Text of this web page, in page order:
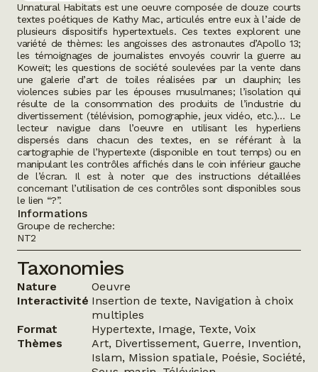
Unnatural Habitatsest une oeuvre composée de douze courts
textes poétiques de Kathy Mac, articulés entre eux à l’aide de
plusieurs dispositifs hypertextuels. Ces textes explorent une
variété de thèmes: les angoisses des astronautes d’Apollo 13;
les témoignages de journalistes envoyés couvrir la guerre au
Koweït; les questions de société soulevées par la vente dans
une galerie d’art de toiles réalisées par un dauphin; les
violences subies par les épouses musulmanes; l’isolation qui
résulte de la consommation des produits de l’industrie du
divertissement (télévision, pornographie, jeux vidéo, etc.)… Le
lecteur navigue dans l’oeuvre en utilisant les hyperliens
dispersés dans chacun des textes, en se référant à la
cartographie de l’hypertexte (disponible en tout temps) ou en
manipulant les contrôles affichés dans le coin inférieur gauche
de l’écran. Il est à noter que des instructions détaillées
concernant l’utilisation de ces contrôles sont disponibles sous
le lien “?”.
Informations
Groupe de recherche:
NT2
Taxonomies
Nature
Oeuvre
Interactivité Insertion de texte, Navigation à choix
multiples
Format
Hypertexte, Image, Texte, Voix
Thèmes
Art, Divertissement, Guerre, Invention,
Islam, Mission spatiale, Poésie, Société,